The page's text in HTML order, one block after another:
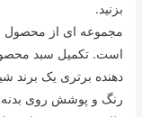
بزنید.
مجموعه ای از محصول
است. تکمیل سبد
دهنده برتری یک برند
رنگ و پوشش روی بدنه